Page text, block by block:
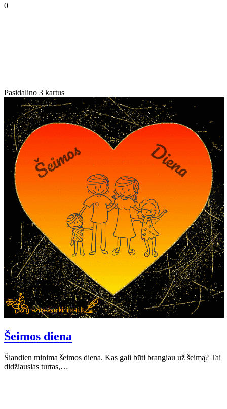
0
Pasidalino 3 kartus
Šeimos diena
Šiandien minima šeimos diena. Kas gali būti brangiau už šeimą? Tai
didžiausias turtas,…